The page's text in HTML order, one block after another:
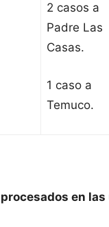
2 casos a
Padre Las
Casas.
1 caso a
Temuco.
procesados en